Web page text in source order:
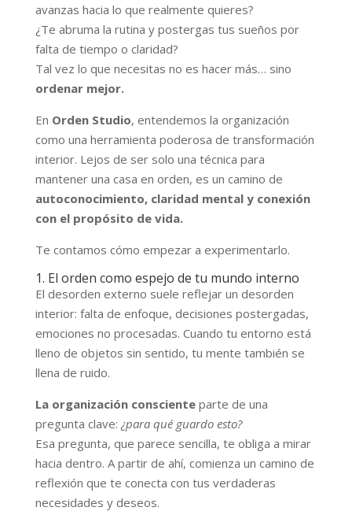
avanzas hacia lo que realmente quieres?
¿Te abruma la rutina y postergas tus sueños por
falta de tiempo o claridad?
Tal vez lo que necesitas no es hacer más… sino
ordenar mejor.
En Orden Studio, entendemos la organización
como una herramienta poderosa de transformación
interior. Lejos de ser solo una técnica para
mantener una casa en orden, es un camino de
autoconocimiento, claridad mental y conexión
con el propósito de vida.
Te contamos cómo empezar a experimentarlo.
1. El orden como espejo de tu mundo interno
El desorden externo suele reflejar un desorden
interior: falta de enfoque, decisiones postergadas,
emociones no procesadas. Cuando tu entorno está
lleno de objetos sin sentido, tu mente también se
llena de ruido.
La organización conscienteparte de una
pregunta clave: ¿para qué guardo esto?
Esa pregunta, que parece sencilla, te obliga a mirar
hacia dentro. A partir de ahí, comienza un camino de
reflexión que te conecta con tus verdaderas
necesidades y deseos.